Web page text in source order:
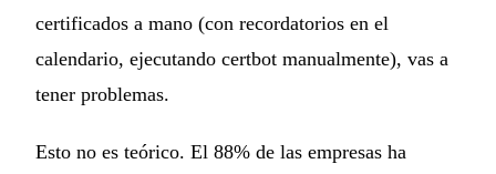
certificados a mano (con recordatorios en el
calendario, ejecutando certbot manualmente), vas a
tener problemas.
Esto no es teórico. El 88% de las empresas ha